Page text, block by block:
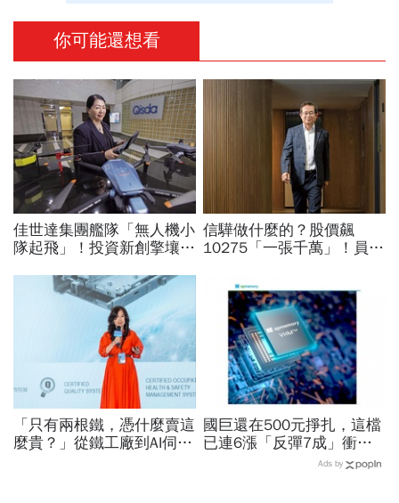
你可能還想看
佳世達集團艦隊「無人機小
隊起飛」！投資新創擎壤、
兵：鎖定美日頂級客戶切入
信驊做什麼的？股價飆
10275「一張千萬」！員工
工程師如何孵出「萬金股」
「只有兩根鐵，憑什麼賣這
麼貴？」從鐵工廠到AI伺服
國巨還在500元掙扎，這檔
已連6漲「反彈7成」衝千
金股，法人喊到1430元，
Ads by